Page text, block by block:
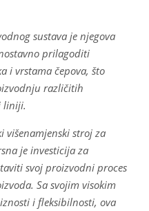
sustava je njegova
prilagoditi
i vrstama čepova, što
različitih
liniji.
višenamjenski stroj za
je investicija za
svoj proizvodni proces
Sa svojim visokim
i fleksibilnosti, ova